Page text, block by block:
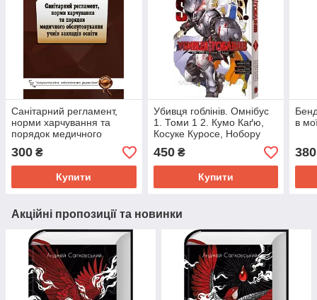
Санітарний регламент,
норми харчування та
порядок медичного
обслуговування учнів
закладів освіти
300 ₴
Купити
Убивця гоблінів. Омнібус
1. Томи 1 2. Кумо Каґю,
Косуке Куросе, Нобору
Каннацукі. Malopus
450₴
Купити
в
380
Акційні пропозиції та новинки